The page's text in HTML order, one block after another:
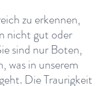
zu erkennen,
nicht gut oder
sind nur Boten,
was in unserem
Die Traurigkeit